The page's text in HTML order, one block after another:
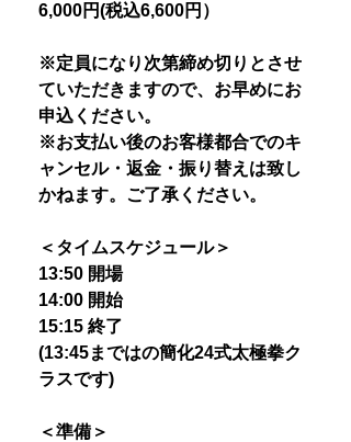
6,000円(税込6,600円）
※定員になり次第締め切りとさせ
ていただきますので、お早めにお
申込ください。
※お支払い後のお客様都合でのキ
ャンセル・返金・振り替えは致し
かねます。ご了承ください。
＜タイムスケジュール＞
13:50 開場
14:00 開始
15:15 終了
(13:45まではの簡化24式太極拳ク
ラスです)
＜準備＞